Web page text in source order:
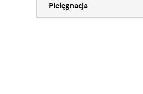
Pielęgnacja